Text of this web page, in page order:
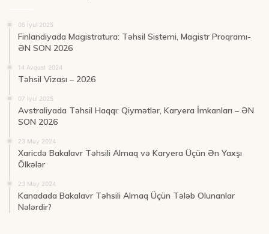
05 İyul 2025
Finlandiyada Magistratura: Təhsil Sistemi, Magistr Proqramı-
ƏN SON 2026
14 Avqust 2024
Təhsil Vizası – 2026
07 İyul 2025
Avstraliyada Təhsil Haqqı: Qiymətlər, Karyera İmkanları – ƏN
SON 2026
23 May 2024
Xaricdə Bakalavr Təhsili Almaq və Karyera Üçün Ən Yaxşı
Ölkələr
23 May 2024
Kanadada Bakalavr Təhsili Almaq Üçün Tələb Olunanlar
Nələrdir?